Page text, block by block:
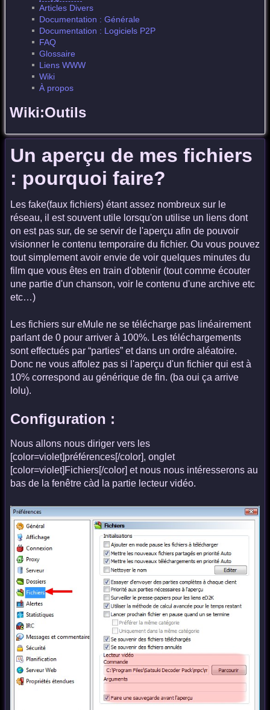
Articles Divers
Documentation : Générale
Documentation : Logiciels P2P
FAQ
Glossaire
Liens WWW
Wiki
À propos
Wiki:Outils
Un aperçu de mes fichiers
: pourquoi faire?
Les fake(faux fichiers) étant assez nombreux sur le
réseau, il est souvent utile lorsqu'on utilise un liens dont
on est pas sur, de se servir de l'aperçu afin de pouvoir
visionner le contenu temporaire du fichier. Ou vous pouvez
tout simplement avoir envie de voir quelques minutes du
film que vous êtes en train d'obtenir (tout comme écouter
une partie d'un chanson, voir le contenu d'une archive etc
etc…)
Les fichiers sur eMule ne se télécharge pas linéairement
parlant de 0 pour arriver à 100%. Les téléchargements
sont effectués par “parties” et dans un ordre aléatoire.
Donc ne vous affolez pas si l'aperçu d'un fichier qui est à
10% correspond au générique de fin. (ba oui ça arrive
lolu).
Configuration :
Nous allons nous diriger vers les
[color=violet]préférences[/color], onglet
[color=violet]Fichiers[/color] et nous nous intéresserons au
bas de la fenêtre càd la partie lecteur vidéo.